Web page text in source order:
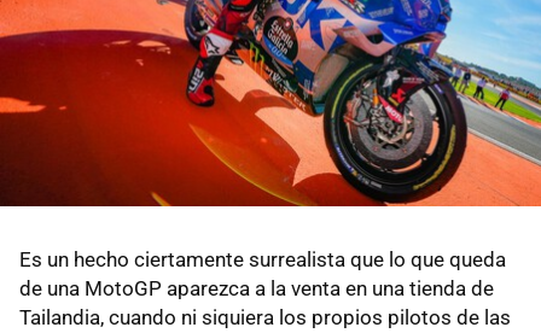
Es un hecho ciertamente surrealista que lo que queda
de una MotoGP aparezca a la venta en una tienda de
Tailandia, cuando ni siquiera los propios pilotos de las